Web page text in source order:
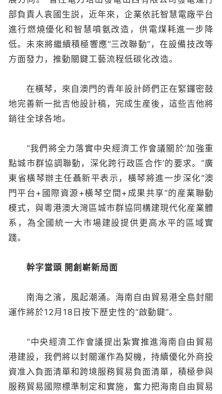
部負責人袁國生説，近年來，企業依託智慧電廠平台
進行燃燒優化和智慧噴氨改造，供電煤耗進一步降
低。未來將繼續積極響應“三改聯動”，在設備技改等
方面發力，推動關鍵工藝流程低碳化改造。
在橫琴，來自澳門的青年設計師們正在緊鑼密鼓
地完善新一批吉他設計稿，完成生産後，這些吉他將
銷往全球各地。
“我們將全力落實中央經濟工作會議關於‘加強重
點城市群協調聯動，深化跨行政區合作’的要求。”廣
東省橫琴辦主任聶新平表示，橫琴將進一步深化“澳
門平台+國際資源+橫琴空間+成果共享”的産業聯動
模式，與粵港澳大灣區城市群協同構建現代化産業體
系，為全國統一大市場建設提供更高水平的區域實
踐。
幹字當頭 開創嶄新局面
南海之濱，風起潮涌。海南自由貿易港全島封關
運作將於12月18日按下歷史性的“啟動鍵”。
“中央經濟工作會議提出紮實推進海南自由貿易
港建設，我們將以封關運作為契機，持續優化外商投
資准入負面清單和跨境服務貿易負面清單，積極參與
服務貿易國際標準制定和實施，奮力把海南自由貿易